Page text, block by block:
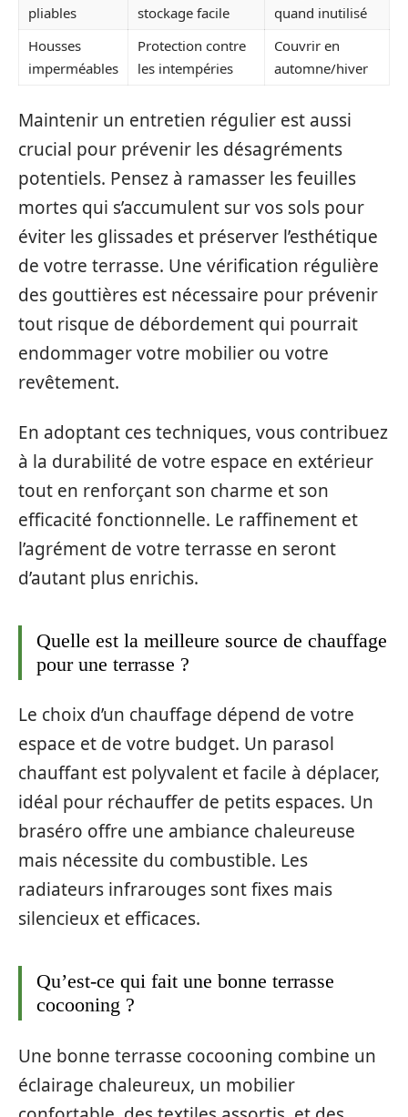
pliables
stockage facile
quand inutilisé
Housses
imperméables
Protection contre
les intempéries
Couvrir en
automne/hiver
Maintenir un entretien régulier est aussi
crucial pour prévenir les désagréments
potentiels. Pensez à ramasser les feuilles
mortes qui s’accumulent sur vos sols pour
éviter les glissades et préserver l’esthétique
de votre terrasse. Une vérification régulière
des gouttières est nécessaire pour prévenir
tout risque de débordement qui pourrait
endommager votre mobilier ou votre
revêtement.
En adoptant ces techniques, vous contribuez
à la durabilité de votre espace en extérieur
tout en renforçant son charme et son
efficacité fonctionnelle. Le raffinement et
l’agrément de votre terrasse en seront
d’autant plus enrichis.
Quelle est la meilleure source de chauffage
pour une terrasse ?
Le choix d’un chauffage dépend de votre
espace et de votre budget. Un parasol
chauffant est polyvalent et facile à déplacer,
idéal pour réchauffer de petits espaces. Un
braséro offre une ambiance chaleureuse
mais nécessite du combustible. Les
radiateurs infrarouges sont fixes mais
silencieux et efficaces.
Qu’est-ce qui fait une bonne terrasse
cocooning ?
Une bonne terrasse cocooning combine un
éclairage chaleureux, un mobilier